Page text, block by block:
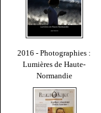
2016 - Photographies :
Lumières de Haute-
Normandie